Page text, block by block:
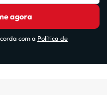
agora
com a Política de